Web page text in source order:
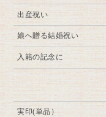
出産祝い
娘へ贈る結婚祝い
入籍の記念に
実印(単品）